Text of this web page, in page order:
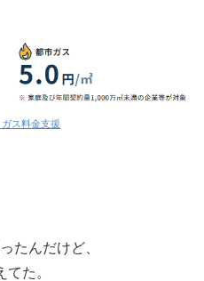
ス料金支援
たんだけど、
た。